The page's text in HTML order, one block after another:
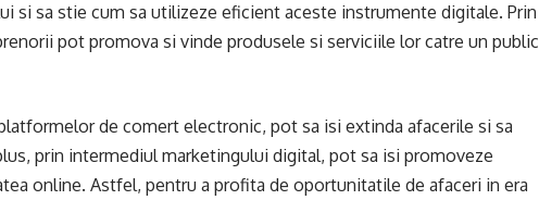
si sa stie cum sa utilizeze eficient aceste instrumente digitale. Prin
pot promova si vinde produsele si serviciile lor catre un public
de comert electronic, pot sa isi extinda afacerile si sa
prin intermediul marketingului digital, pot sa isi promoveze
online. Astfel, pentru a profita de oportunitatile de afaceri in era